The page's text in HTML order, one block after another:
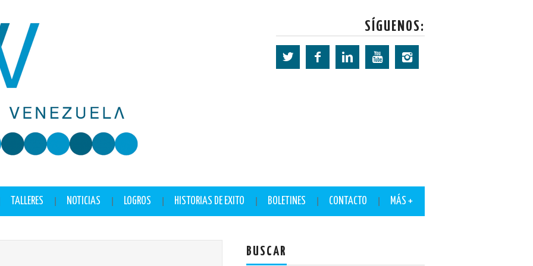
SÍGUENOS:
TALLERES NOTICIAS LOGROS HISTORIAS DE EXITO BOLETINES CONTACTO MÁS +
BUSCAR